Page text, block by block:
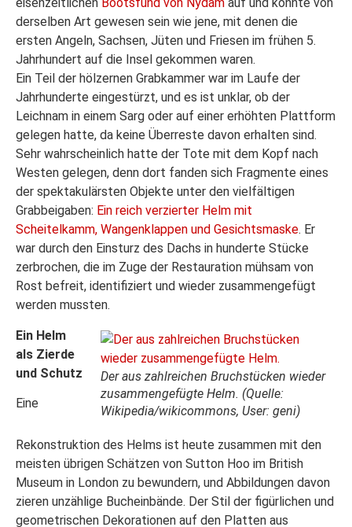
derselben Art gewesen sein wie jene, mit denen die
ersten Angeln, Sachsen, Jüten und Friesen im frühen 5.
Jahrhundert auf die Insel gekommen waren.
Ein Teil der hölzernen Grabkammer war im Laufe der
Jahrhunderte eingestürzt, und es ist unklar, ob der
Leichnam in einem Sarg oder auf einer erhöhten Plattform
gelegen hatte, da keine Überreste davon erhalten sind.
Sehr wahrscheinlich hatte der Tote mit dem Kopf nach
Westen gelegen, denn dort fanden sich Fragmente eines
der spektakulärsten Objekte unter den vielfältigen
Grabbeigaben: Ein reich verzierter Helm mit
Scheitelkamm, Wangenklappen und Gesichtsmaske. Er
war durch den Einsturz des Dachs in hunderte Stücke
zerbrochen, die im Zuge der Restauration mühsam von
Rost befreit, identifiziert und wieder zusammengefügt
werden mussten.
Der aus zahlreichen Bruchstücken wieder
zusammengefügte Helm. (Quelle:
Wikipedia/wikicommons, User: geni)
Ein Helm
als Zierde
und Schutz
Eine
Rekonstruktion des Helms ist heute zusammen mit den
meisten übrigen Schätzen von Sutton Hoo im British
Museum in London zu bewundern, und Abbildungen davon
zieren unzählige Bucheinbände. Der Stil der figürlichen und
geometrischen Dekorationen auf den Platten aus